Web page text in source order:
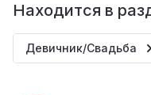
Находится в
Девичник/Свадьба